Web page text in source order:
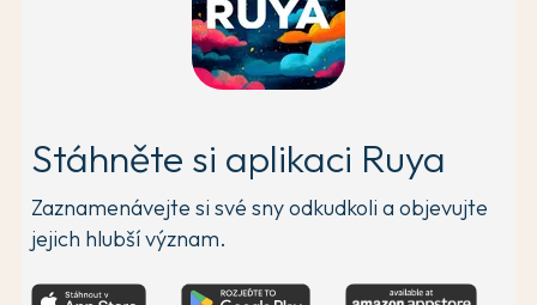
Stáhněte si aplikaci Ruya
Zaznamenávejte si své sny odkudkoli a objevujte
jejich hlubší význam.